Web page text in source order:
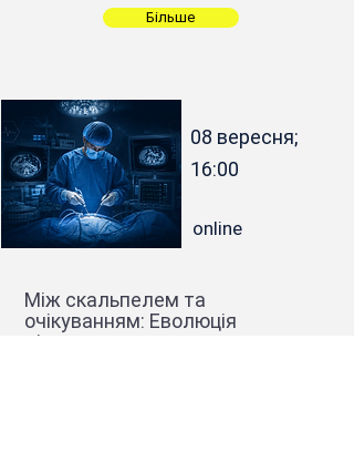
Більше
08 вересня;
16:00
online
Між скальпелем та
очікуванням: Еволюція
лікування гострого панкреатиту